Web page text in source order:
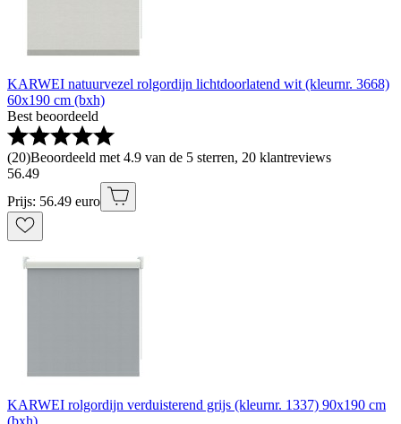
KARWEI natuurvezel rolgordijn lichtdoorlatend wit (kleurnr. 3668)
60x190 cm (bxh)
Best beoordeeld
(20)Beoordeeld met 4.9 van de 5 sterren, 20 klantreviews
56.49
Prijs: 56.49 euro
KARWEI rolgordijn verduisterend grijs (kleurnr. 1337) 90x190 cm
(bxh)